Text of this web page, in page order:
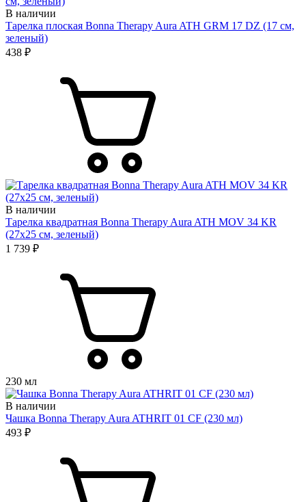
В наличии
Тарелка плоская Bonna Therapy Aura ATH GRM 17 DZ (17 см,
зеленый)
438 ₽
В наличии
Тарелка квадратная Bonna Therapy Aura ATH MOV 34 KR
(27х25 см, зеленый)
1 739 ₽
230 мл
В наличии
Чашка Bonna Therapy Aura ATHRIT 01 CF (230 мл)
493 ₽